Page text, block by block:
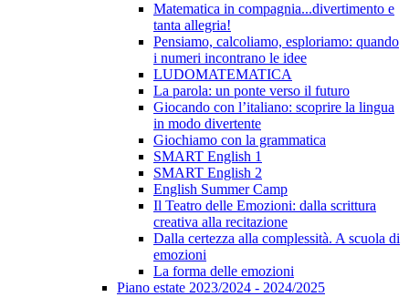
Matematica in compagnia...divertimento e
tanta allegria!
Pensiamo, calcoliamo, esploriamo: quando
i numeri incontrano le idee
LUDOMATEMATICA
La parola: un ponte verso il futuro
Giocando con l’italiano: scoprire la lingua
in modo divertente
Giochiamo con la grammatica
SMART English 1
SMART English 2
English Summer Camp
Il Teatro delle Emozioni: dalla scrittura
creativa alla recitazione
Dalla certezza alla complessità. A scuola di
emozioni
La forma delle emozioni
Piano estate 2023/2024 - 2024/2025